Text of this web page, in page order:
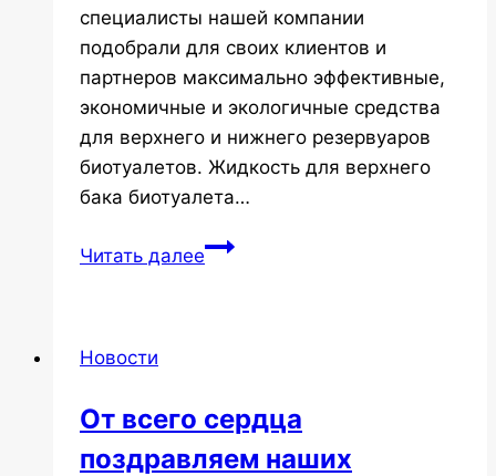
специалисты нашей компании
подобрали для своих клиентов и
партнеров максимально эффективные,
экономичные и экологичные средства
для верхнего и нижнего резервуаров
биотуалетов. Жидкость для верхнего
бака биотуалета…
Читать далееЖИДКОСТИ
Новости
От всего сердца
поздравляем наших